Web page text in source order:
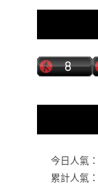
今日人氣：
累計人氣：